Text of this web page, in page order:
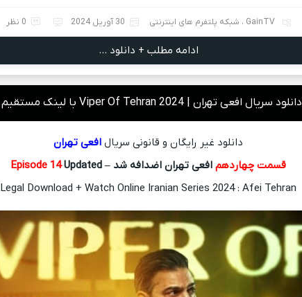
GainTV ، شبکه پلتفرم های اینترنتی 30 آوریل 2024 0 نظر
ادامه مطلب + دانلود ...
دانلود سریال افعی تهران | Viper Of Tehran 2024 با لینک مستقیم
دانلود غیر رایگان و قانونی سریال افعی تهران
قسمت چهاردهمافعی تهران اضدافه شد – Episode 14Updated
Legal Download + Watch Online Iranian Series 2024 : Afei Tehran